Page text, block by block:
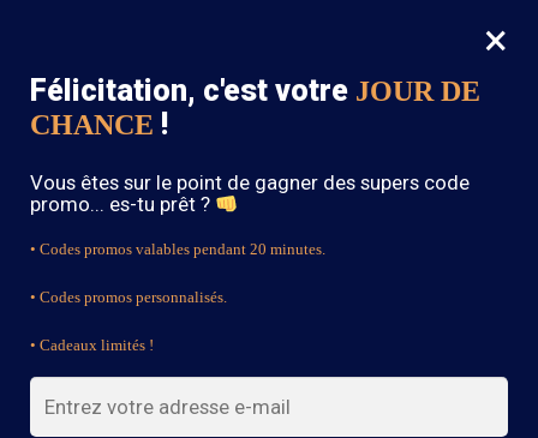
0
SOLDES : -15% sur toute la boutique avec le code « BOHEME15 »
×
Félicitation, c'est votre JOUR DE
CHANCE !
Vous êtes sur le point de gagner des supers code
promo... es-tu prêt ?
• Codes promos valables pendant 20 minutes.
• Codes promos personnalisés.
• Cadeaux limités !